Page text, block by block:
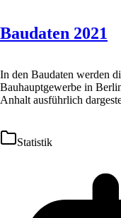
Baudaten 2021
In den Baudaten werden
Bauhauptgewerbe in
Anhalt ausführlich
Statistik